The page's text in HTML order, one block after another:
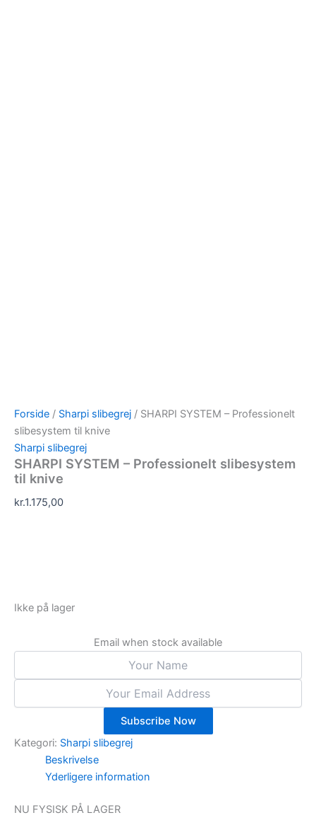
Forside / Sharpi slibegrej / SHARPI SYSTEM – Professionelt
slibesystem til knive
Sharpi slibegrej
SHARPI SYSTEM – Professionelt slibesystem
til knive
kr.1.175,00
Ikke på lager
Email when stock available
Subscribe Now
Kategori: Sharpi slibegrej
Beskrivelse
Yderligere information
NU FYSISK PÅ LAGER